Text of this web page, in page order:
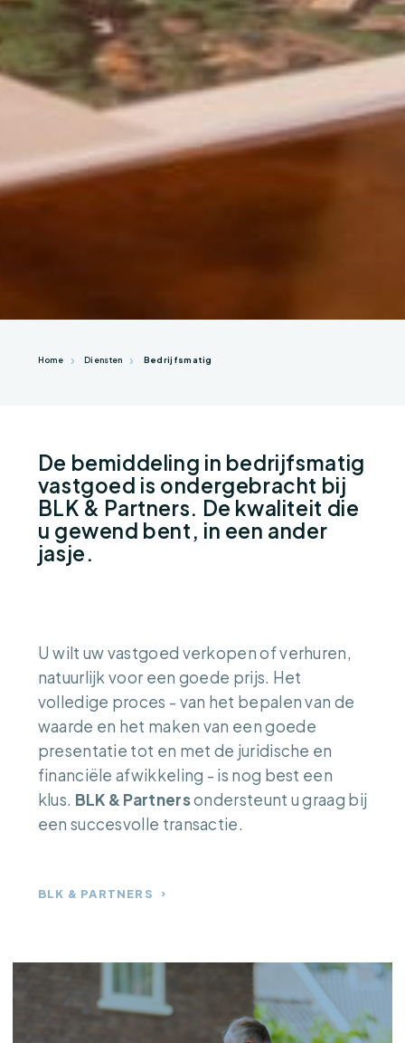
Home Diensten Bedrijfsmatig
De bemiddeling in bedrijfsmatig
vastgoed is ondergebracht bij
BLK & Partners. De kwaliteit die
u gewend bent, in een ander
jasje.
U wilt uw vastgoed verkopen of verhuren,
natuurlijk voor een goede prijs. Het
volledige proces - van het bepalen van de
waarde en het maken van een goede
presentatie tot en met de juridische en
financiële afwikkeling - is nog best een
klus. BLK & Partnersondersteunt u graag bij
een succesvolle transactie.
BLK & PARTNERS